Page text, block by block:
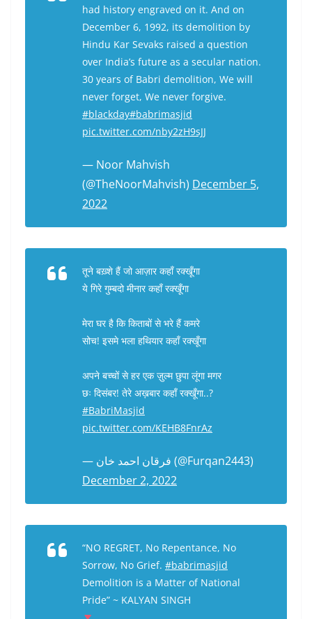
had history engraved on it. And on
December 6, 1992, its demolition by
Hindu Kar Sevaks raised a question
over India’s future as a secular nation.
30 years of Babri demolition, We will
never forget, We never forgive.
#blackday#babrimasjid
pic.twitter.com/nby2zH9sJJ
— Noor Mahvish
(@TheNoorMahvish) December 5,
2022
तूने बख़्शे हैं जो आज़ार कहाँ रक्खूँगा
ये गिरे गुम्बदो मीनार कहाँ रक्खूँगा
मेरा घर है कि किताबों से भरे हैं कमरे
सोच! इसमे भला हथियार कहाँ रक्खूँगा
अपने बच्चों से हर एक ज़ुल्म छुपा लूंगा मगर
छः दिसंबर! तेरे अख़बार कहाँ रक्खूँगा..?
#BabriMasjid
pic.twitter.com/KEHB8FnrAz
— فرقان احمد خان (@Furqan2443)
December 2, 2022
“NO REGRET, No Repentance, No
Sorrow, No Grief. #babrimasjid
Demolition is a Matter of National
Pride” ~ KALYAN SINGH